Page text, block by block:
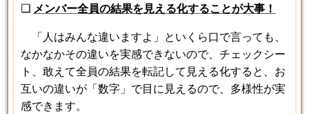
❑ メンバー全員の結果を見える化することが大事 ！
「人はみんな違いますよ」といくら口で言っても、
なかなかその違いを実感できないので、チェックシー
ト、敢えて全員の結果を転記して見える化すると、お
互いの違いが「数字」で目に見えるので、多様性が実
感できます。